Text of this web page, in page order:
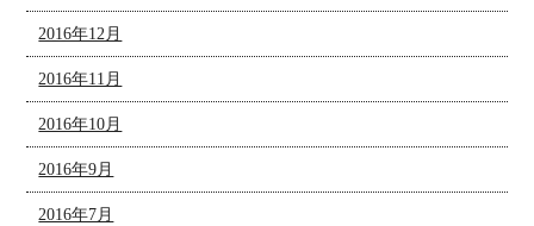
2016年12月
2016年11月
2016年10月
2016年9月
2016年7月